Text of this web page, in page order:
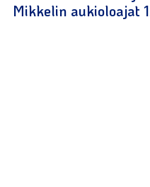
Mikkelin aukioloajat